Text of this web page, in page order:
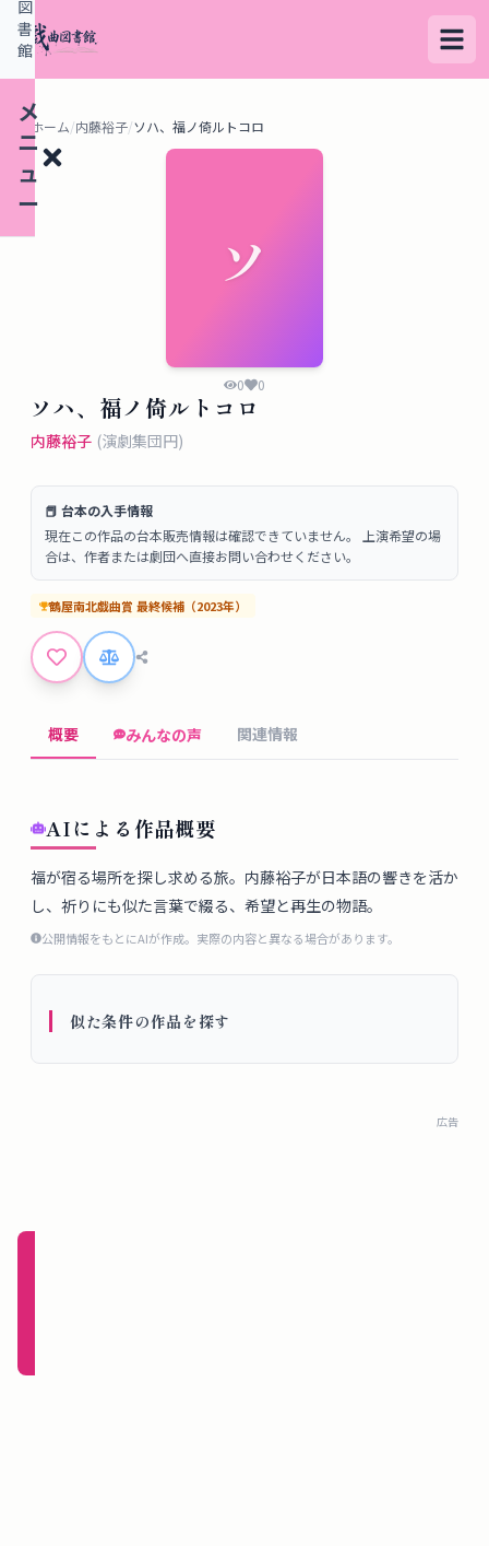
メ
ニ
ュ
ー
デ
タ
ベ
ー
ス
掲
示
ツ
ル
ブ
ロ
グ
要
図
書
館
ホーム/内藤裕子/ソハ、福ノ倚ルトコロ
ソ
0 0
ソハ、福ノ倚ルトコロ
内藤裕子 (演劇集団円)
📕 台本の入手情報
現在この作品の台本販売情報は確認できていません。 上演希望の場
合は、作者または劇団へ直接お問い合わせください。
鶴屋南北戯曲賞 最終候補 （2023年）
概要 みんなの声 関連情報
AIによる作品概要
福が宿る場所を探し求める旅。内藤裕子が日本語の響きを活か
し、祈りにも似た言葉で綴る、希望と再生の物語。
公開情報をもとにAIが作成。実際の内容と異なる場合があります。
似た条件の作品を探す
広告